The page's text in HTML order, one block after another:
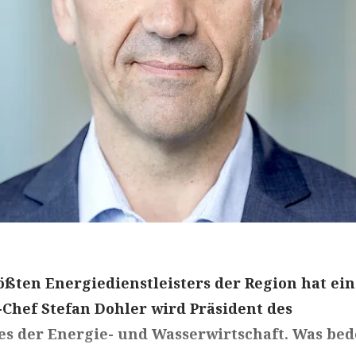
Energiedienstleisters der Region hat
Chef Stefan Dohler wird Präsident des
der Energie- und Wasserwirtschaft. Was